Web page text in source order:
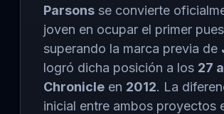
Parsons se convierte
joven en ocupar el primer
superando la marca previa de
logró dicha posición a los 27
Chronicle en 2012. La
inicial entre ambos proyectos